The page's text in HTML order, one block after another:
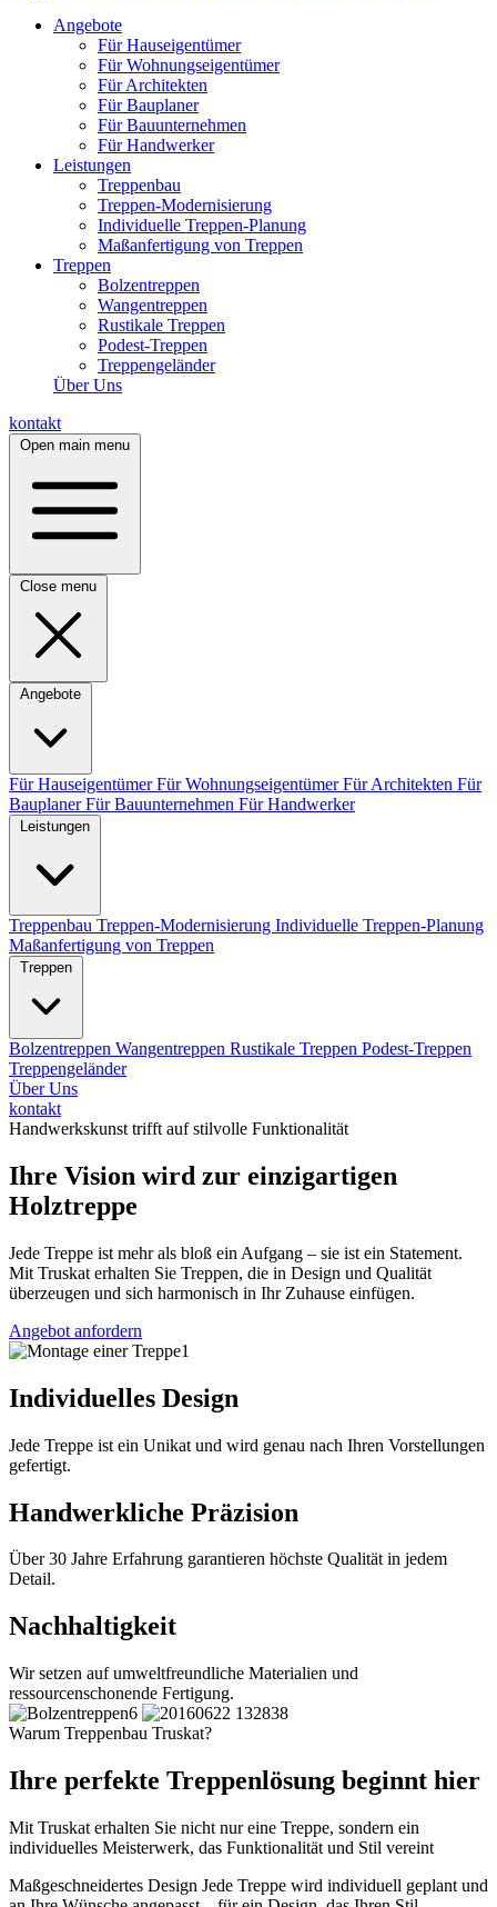
Angebote
Für Hauseigentümer
Für Wohnungseigentümer
Für Architekten
Für Bauplaner
Für Bauunternehmen
Für Handwerker
Leistungen
Treppenbau
Treppen-Modernisierung
Individuelle Treppen-Planung
Maßanfertigung von Treppen
Treppen
Bolzentreppen
Wangentreppen
Rustikale Treppen
Podest-Treppen
Treppengeländer
Über Uns
kontakt
Open main menu
Close menu
Angebote
Für HauseigentümerFür WohnungseigentümerFür Architekten Für
BauplanerFür Bauunternehmen Für Handwerker
Leistungen
Treppenbau Treppen-Modernisierung Individuelle Treppen-Planung
Maßanfertigung von Treppen
Treppen
Bolzentreppen Wangentreppen Rustikale Treppen Podest-Treppen
Treppengeländer
Über Uns
kontakt
Handwerkskunst trifft auf stilvolle Funktionalität
Ihre Vision wird zur einzigartigen
Holztreppe
Jede Treppe ist mehr als bloß ein Aufgang – sie ist ein Statement.
Mit Truskat erhalten Sie Treppen, die in Design und Qualität
überzeugen und sich harmonisch in Ihr Zuhause einfügen.
Angebot anfordern
Individuelles Design
Jede Treppe ist ein Unikat und wird genau nach Ihren Vorstellungen
gefertigt.
Handwerkliche Präzision
Über 30 Jahre Erfahrung garantieren höchste Qualität in jedem
Detail.
Nachhaltigkeit
Wir setzen auf umweltfreundliche Materialien und
ressourcenschonende Fertigung.
Warum Treppenbau Truskat?
Ihre perfekte Treppenlösung beginnt hier
Mit Truskat erhalten Sie nicht nur eine Treppe, sondern ein
individuelles Meisterwerk, das Funktionalität und Stil vereint
Maßgeschneidertes Design Jede Treppe wird individuell geplant und